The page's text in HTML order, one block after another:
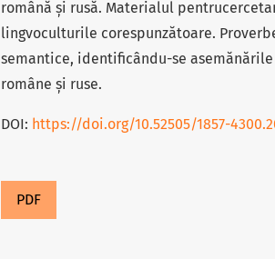
română și rusă. Materialul
lingvoculturile corespunzătoare.
semantice, identificându-se
române și ruse.
DOI: https://doi.org/10.52505/1857-
PDF